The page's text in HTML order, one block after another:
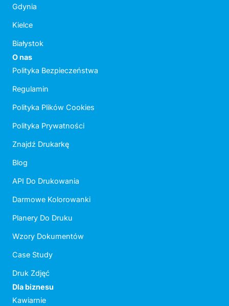
Gdynia
Kielce
Białystok
O nas
Polityka Bezpieczeństwa
Regulamin
Polityka Plików Cookies
Polityka Prywatności
Znajdź Drukarkę
Blog
API Do Drukowania
Darmowe Kolorowanki
Planery Do Druku
Wzory Dokumentów
Case Study
Druk Zdjęć
Dla biznesu
Kawiarnie